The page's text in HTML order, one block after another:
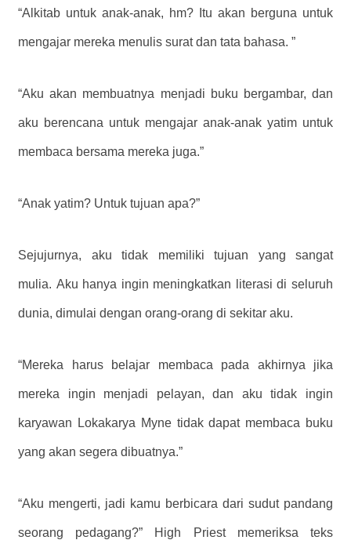
“Alkitab untuk anak-anak, hm? Itu akan berguna untuk
mengajar mereka menulis surat dan tata bahasa. ”
“Aku akan membuatnya menjadi buku bergambar, dan
aku berencana untuk mengajar anak-anak yatim untuk
membaca bersama mereka juga.”
“Anak yatim? Untuk tujuan apa?”
Sejujurnya, aku tidak memiliki tujuan yang sangat
mulia. Aku hanya ingin meningkatkan literasi di seluruh
dunia, dimulai dengan orang-orang di sekitar aku.
“Mereka harus belajar membaca pada akhirnya jika
mereka ingin menjadi pelayan, dan aku tidak ingin
karyawan Lokakarya Myne tidak dapat membaca buku
yang akan segera dibuatnya.”
“Aku mengerti, jadi kamu berbicara dari sudut pandang
seorang pedagang?” High Priest memeriksa teks